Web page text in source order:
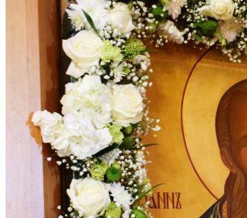
КОНТАКТЫ
ВОСКРЕСНАЯ ШКОЛА
ИСКАТЬ:
Искать: